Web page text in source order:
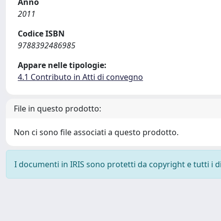
2011
Codice ISBN
9788392486985
Appare nelle tipologie:
4.1 Contributo in Atti di convegno
File in questo prodotto:
Non ci sono file associati a questo prodotto.
I documenti in IRIS sono protetti da copyright e tutti i